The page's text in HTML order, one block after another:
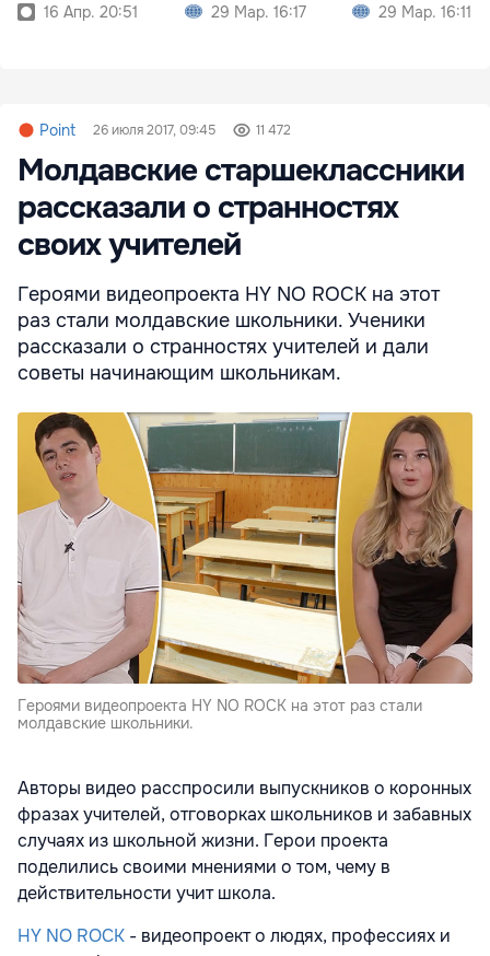
16 Апр. 20:51
29 Мар. 16:17
29 Мар. 16:11
Point 26 июля 2017, 09:45 11 472
Молдавские старшеклассники
рассказали о странностях
своих учителей
Героями видеопроекта HY NO ROCK на этот
раз стали молдавские школьники. Ученики
рассказали о странностях учителей и дали
советы начинающим школьникам.
Героями видеопроекта HY NO ROCK на этот раз стали
молдавские школьники.
Авторы видео расспросили выпускников о коронных
фразах учителей, отговорках школьников и забавных
случаях из школьной жизни. Герои проекта
поделились своими мнениями о том, чему в
действительности учит школа.
HY NO ROCK - видеопроект о людях, профессиях и